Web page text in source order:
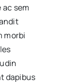
ac sem
morbi
dapibus